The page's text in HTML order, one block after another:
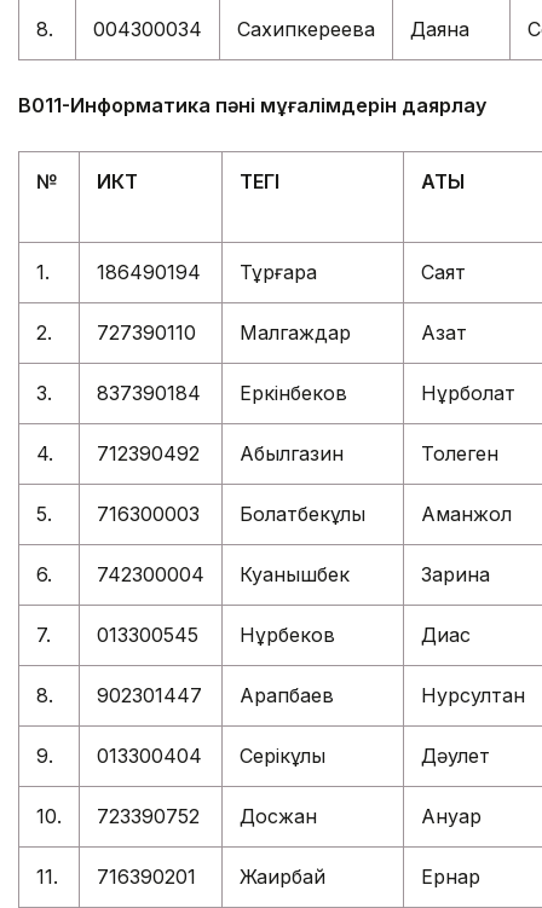
8. 004300034 Сахипкереева Даяна
В011-Информатика пәні мұғалімдерін даярлау
№ ИКТ ТЕГІ АТЫ
1. 186490194 Тұрғара Саят
2. 727390110 Малгаждар Азат
3. 837390184 Еркінбеков Нұрболат
4. 712390492 Абылгазин Толеген
5. 716300003 Болатбекұлы Аманжол
6. 742300004 Куанышбек Зарина
7. 013300545 Нұрбеков Диас
8. 902301447 Арапбаев Нурсултан
9. 013300404 Серікұлы Дәулет
10. 723390752 Досжан Ануар
11. 716390201 Жаирбай Ернар